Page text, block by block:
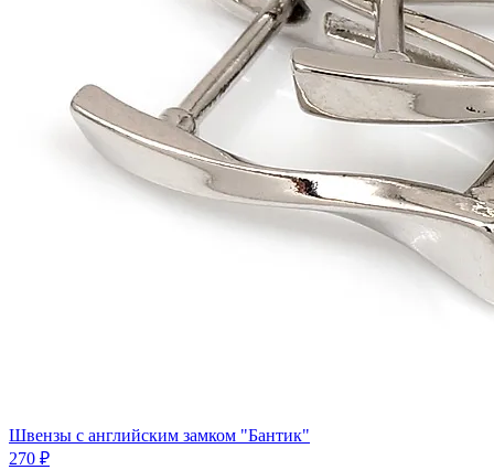
Швензы с английским замком "Бантик"
270 ₽